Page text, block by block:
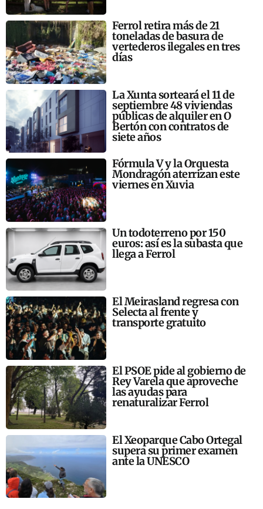
Ferrol retira más de 21
toneladas de basura de
vertederos ilegales en tres
días
La Xunta sorteará el 11 de
septiembre 48 viviendas
públicas de alquiler en O
Bertón con contratos de
siete años
Fórmula V y la Orquesta
Mondragón aterrizan este
viernes en Xuvia
Un todoterreno por 150
euros: así es la subasta que
llega a Ferrol
El Meirasland regresa con
Selecta al frente y
transporte gratuito
El PSOE pide al gobierno de
Rey Varela que aproveche
las ayudas para
renaturalizar Ferrol
El Xeoparque Cabo Ortegal
supera su primer examen
ante la UNESCO